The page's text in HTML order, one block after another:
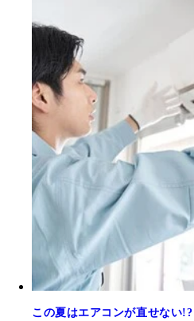
この夏はエアコンが直せない